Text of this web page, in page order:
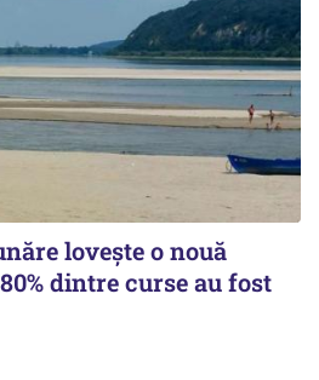
lovește o nouă
dintre curse au fost